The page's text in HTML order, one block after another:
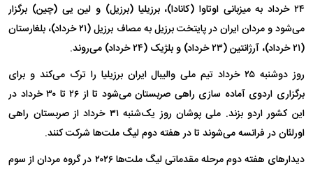
۲۴ خرداد به میزبانی اوتاوا (کانادا)، برزیلیا (برزیل) و لین یی (چین) برگزار
می‌شود و مردان ایران در پایتخت برزیل به مصاف برزیل (۲۱ خرداد)، بلغارستان
(۲۱ خرداد)، آرژانتین (۲۳ خرداد) و بلژیک (۲۴ خرداد) می‌روند.
روز دوشنبه ۲۵ خرداد تیم ملی والیبال ایران برزیلیا را ترک می‌کند و برای
برگزاری اردوی آماده سازی راهی صربستان می‌شود تا از ۲۶ تا ۳۰ خرداد در
این کشور اردو بزند. ملی پوشان روز یک‌شنبه ۳۱ خرداد از صربستان راهی
اورلئان در فرانسه می‌شوند تا در هفته دوم لیگ ملت‌ها شرکت کنند.
دیدار‌های هفته دوم مرحله مقدماتی لیگ ملت‌ها ۲۰۲۶ در گروه مردان از سوم